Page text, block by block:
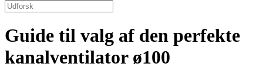
Guide til valg af den perfekte
kanalventilator ø100